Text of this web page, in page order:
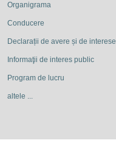
Organigrama
Conducere
Declarații de avere și de interese
Informaţii de interes public
Program de lucru
altele ...